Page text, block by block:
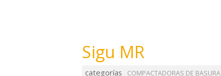
Sigu MR
categorías COMPACTADORAS DE BASURA